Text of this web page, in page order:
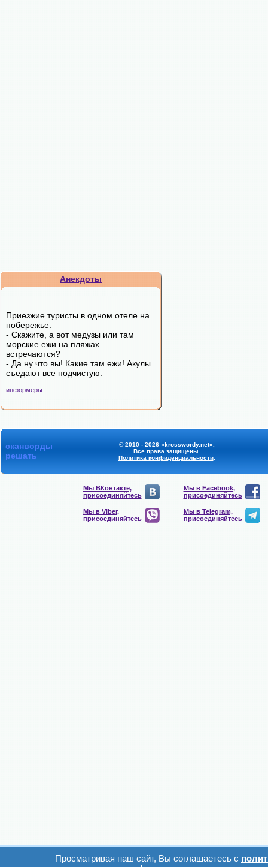
Анекдоты
Приезжие туристы в одном отеле на
побережье:
- Скажите, а вот медузы или там
морские ежи на пляжах
встречаются?
- Да ну что вы! Какие там ежи! Акулы
съедают все подчистую.
информеры
сканворды
решать
© 2010 - 2026 «krosswordy.net».
Все права защищены.
Политика конфиденциальности.
Мы ВКонтакте,
присоединяйтесь
Мы в Facebook,
присоединяйтесь
Мы в Viber,
присоединяйтесь
Мы в Telegram,
присоединяйтесь
Просматривая наш сайт, Вы соглашаетесь с